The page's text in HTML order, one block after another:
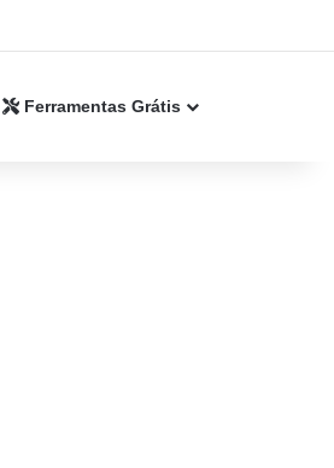
Ferramentas Grátis